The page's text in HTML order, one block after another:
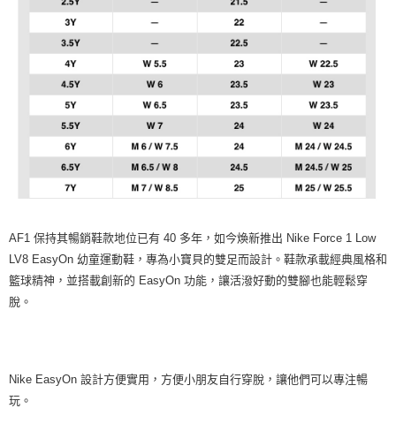
AF1 保持其暢銷鞋款地位已有 40 多年，如今煥新推出 Nike Force 1 Low
LV8 EasyOn 幼童運動鞋，專為小寶貝的雙足而設計。鞋款承載經典風格和
籃球精神，並搭載創新的 EasyOn 功能，讓活潑好動的雙腳也能輕鬆穿
脫。
Nike EasyOn 設計方便實用，方便小朋友自行穿脫，讓他們可以專注暢
玩。